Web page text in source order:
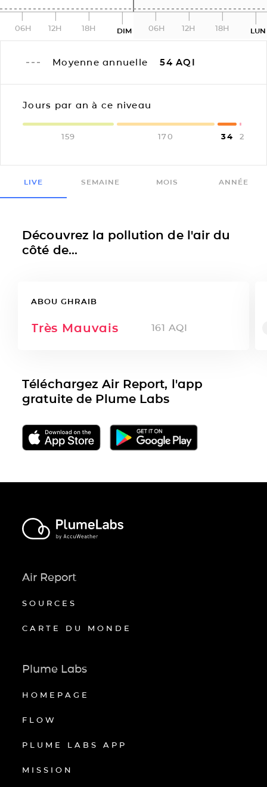
06H 12H 18H DIM 06H 12H 18H LUN
Moyenne annuelle 54 AQI
Jours par an à ce niveau
159 170 34 2
LIVE SEMAINE MOIS ANNÉE
Découvrez la pollution de l'air du
côté de...
ABOU GHRAIB
Très Mauvais 161 AQI
Téléchargez Air Report, l'app
gratuite de Plume Labs
Air Report
SOURCES
CARTE DU MONDE
Plume Labs
HOMEPAGE
FLOW
PLUME LABS APP
MISSION